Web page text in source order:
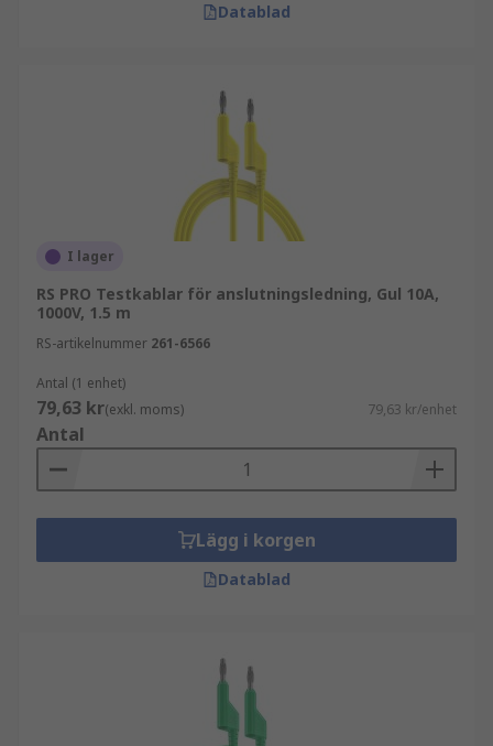
Datablad
I lager
RS PRO Testkablar för anslutningsledning, Gul 10A,
1000V, 1.5 m
RS-artikelnummer 261-6566
Antal (1 enhet)
79,63 kr(exkl. moms) 79,63 kr/enhet
Antal
Lägg i korgen
Datablad